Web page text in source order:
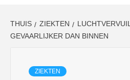
THUIS ZIEKTEN
GEVAARLIJKER DAN BINNEN
ZIEKTEN